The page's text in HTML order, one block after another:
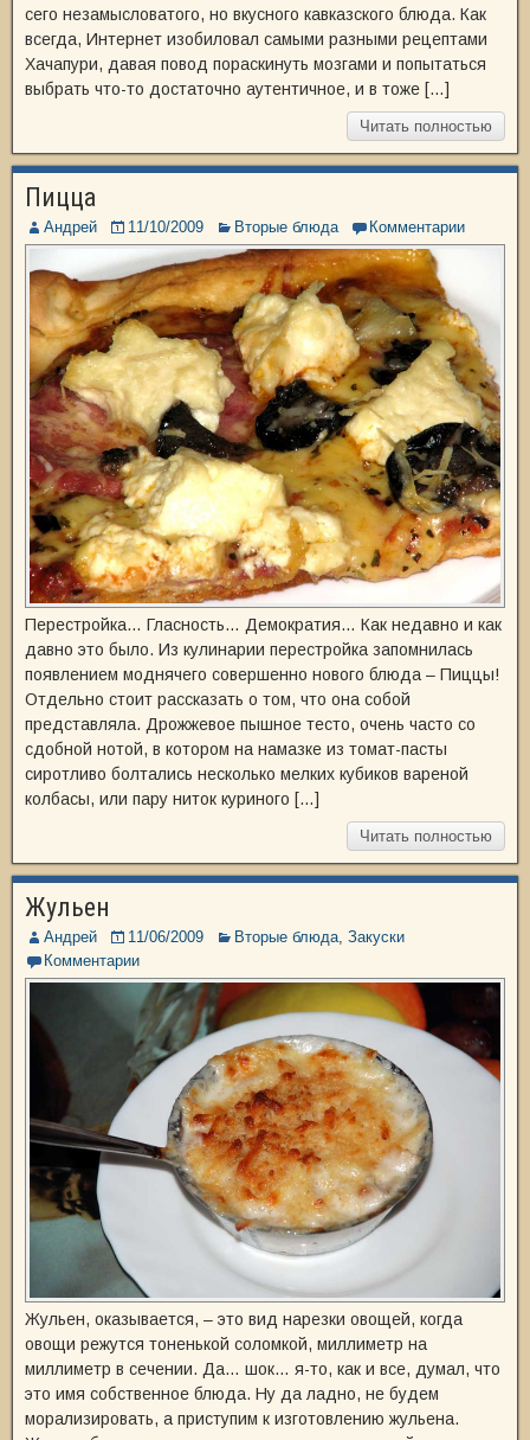
сего незамысловатого, но вкусного кавказского блюда. Как
всегда, Интернет изобиловал самыми разными рецептами
Хачапури, давая повод пораскинуть мозгами и попытаться
выбрать что-то достаточно аутентичное, и в тоже […]
Читать полностью
Пицца
Андрей 11/10/2009 Вторые блюда Комментарии
Перестройка… Гласность… Демократия… Как недавно и как
давно это было. Из кулинарии перестройка запомнилась
появлением моднячего совершенно нового блюда – Пиццы!
Отдельно стоит рассказать о том, что она собой
представляла. Дрожжевое пышное тесто, очень часто со
сдобной нотой, в котором на намазке из томат-пасты
сиротливо болтались несколько мелких кубиков вареной
колбасы, или пару ниток куриного […]
Читать полностью
Жульен
Андрей 11/06/2009 Вторые блюда, Закуски
Комментарии
Жульен, оказывается, – это вид нарезки овощей, когда
овощи режутся тоненькой соломкой, миллиметр на
миллиметр в сечении. Да… шок… я-то, как и все, думал, что
это имя собственное блюда. Ну да ладно, не будем
морализировать, а приступим к изготовлению жульена.